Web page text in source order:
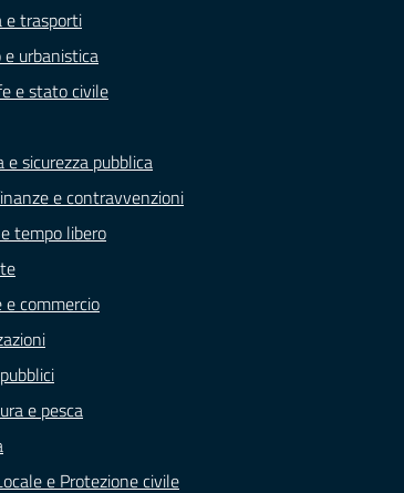
e trasporti
urbanistica
e stato civile
e sicurezza pubblica
e contravvenzioni
tempo libero
e commercio
e pesca
e Protezione civile